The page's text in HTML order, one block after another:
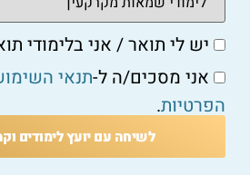
למאמר המלא ←
יש לי תואר / אני בלימודי
אני מסכים/ה ל-תנאי
הפרטיות.
לשיחה עם יועץ לימודים